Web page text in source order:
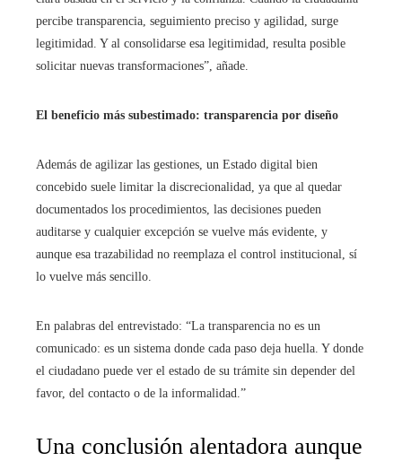
percibe transparencia, seguimiento preciso y agilidad, surge
legitimidad. Y al consolidarse esa legitimidad, resulta posible
solicitar nuevas transformaciones”, añade.
El beneficio más subestimado: transparencia por diseño
Además de agilizar las gestiones, un Estado digital bien
concebido suele limitar la discrecionalidad, ya que al quedar
documentados los procedimientos, las decisiones pueden
auditarse y cualquier excepción se vuelve más evidente, y
aunque esa trazabilidad no reemplaza el control institucional, sí
lo vuelve más sencillo.
En palabras del entrevistado: “La transparencia no es un
comunicado: es un sistema donde cada paso deja huella. Y donde
el ciudadano puede ver el estado de su trámite sin depender del
favor, del contacto o de la informalidad.”
Una conclusión alentadora aunque